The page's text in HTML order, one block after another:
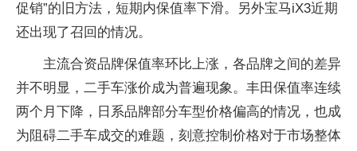
促销”的旧方法，短期内保值率下滑。另外宝马iX3近期
还出现了召回的情况。
主流合资品牌保值率环比上涨，各品牌之间的差异
并不明显，二手车涨价成为普遍现象。丰田保值率连续
两个月下降，日系品牌部分车型价格偏高的情况，也成
为阻碍二手车成交的难题，刻意控制价格对于市场整体